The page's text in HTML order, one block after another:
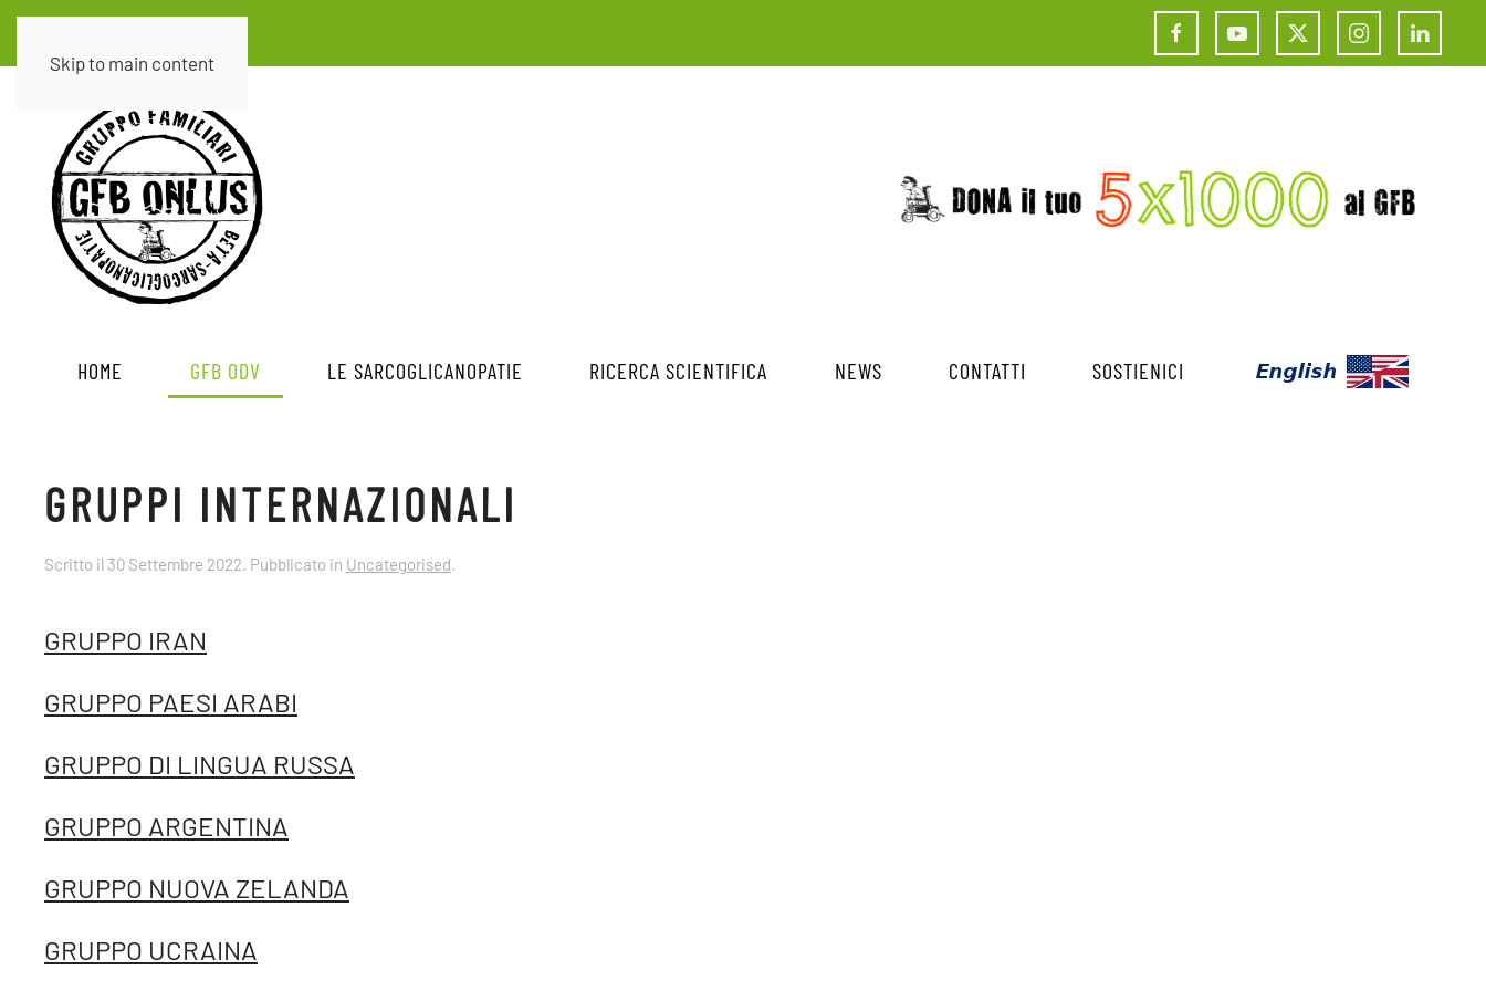
Skip to main content
HOME GFB ODV LE SARCOGLICANOPATIE RICERCA SCIENTIFICA NEWS CONTATTI SOSTIENICI
GRUPPI INTERNAZIONALI
Scritto il 30 Settembre 2022. Pubblicato in Uncategorised.
GRUPPO IRAN
GRUPPO PAESI ARABI
GRUPPO DI LINGUA RUSSA
GRUPPO ARGENTINA
GRUPPO NUOVA ZELANDA
GRUPPO UCRAINA